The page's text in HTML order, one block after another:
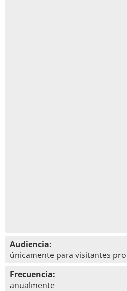
Audiencia:
únicamente para visitantes
Frecuencia:
anualmente